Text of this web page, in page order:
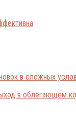
в сложных